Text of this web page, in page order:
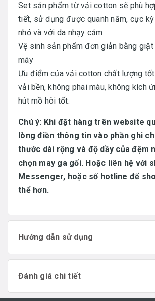
Set sản phẩm từ vải cotton sẽ phù
tiết, sử dụng được quanh năm, cực
nhỏ và với da nhạy cảm
Vệ sinh sản phẩm đơn giản bằng
máy
Ưu điểm của vải cotton chất lượng
vải bền, không phai màu, không kích
hút mồ hôi tốt.
Chú ý: Khi đặt hàng trên website
lòng điền thông tin vào phần ghi
thước dài rộng và độ dầy của đệm
chọn may ga gối. Hoặc liên hệ với
Messenger, hoặc số hotline để
thể hơn.
Hướng dẫn sử dụng
Đánh giá chi tiết